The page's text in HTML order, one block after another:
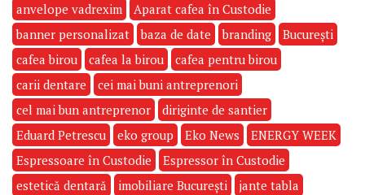
anvelope vadrexim
Aparat cafea în Custodie
banner personalizat
baza de date branding
București
cafea birou
cafea la birou
cafea pentru birou
carii dentare
cei mai buni antreprenori
cel mai bun antreprenor
diriginte de santier
Eduard Petrescu
eko group Eko News
ENERGY WEEK
Espressoare în Custodie
Espressor în Custodie
estetică dentară
imobiliare București
jante tabla